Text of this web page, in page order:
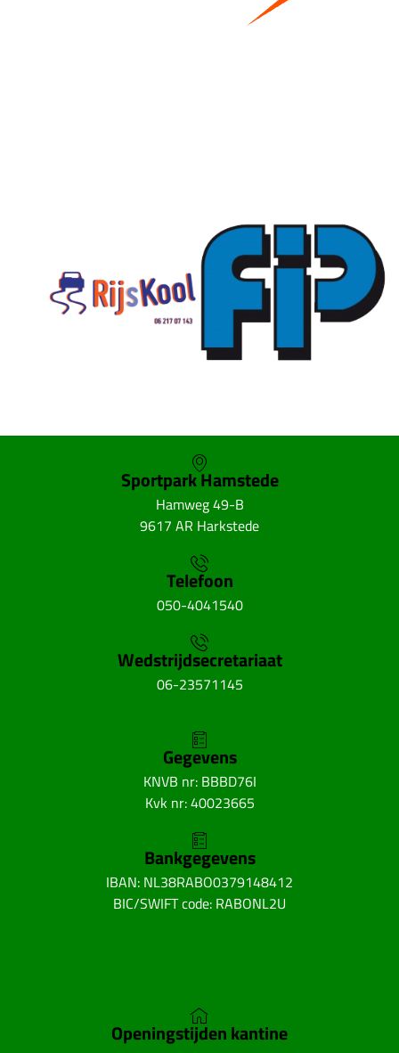
Sportpark Hamstede
Hamweg 49-B
9617 AR Harkstede
Telefoon
050-4041540
Wedstrijdsecretariaat
06-23571145
Gegevens
KNVB nr: BBBD76I
Kvk nr: 40023665
Bankgegevens
IBAN: NL38RABO0379148412
BIC/SWIFT code: RABONL2U
Openingstijden kantine